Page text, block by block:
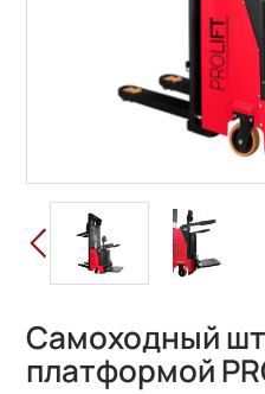
Самоходный
платформой